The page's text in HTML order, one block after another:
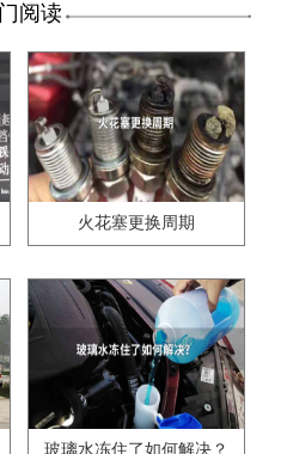
阅读
火花塞更换周期
玻璃水冻住了如何解决？